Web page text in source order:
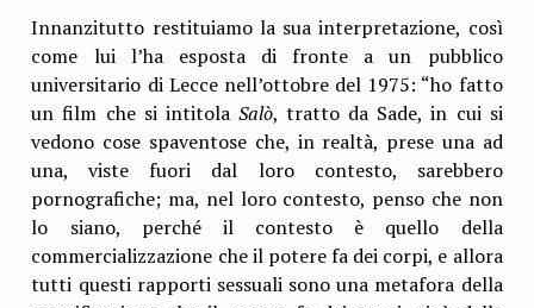
Innanzitutto restituiamo la sua interpretazione, così
come lui l’ha esposta di fronte a un pubblico
universitario di Lecce nell’ottobre del 1975: “ho fatto
un film che si intitola Salò, tratto da Sade, in cui si
vedono cose spaventose che, in realtà, prese una ad
una, viste fuori dal loro contesto, sarebbero
pornografiche; ma, nel loro contesto, penso che non
lo siano, perché il contesto è quello della
commercializzazione che il potere fa dei corpi, e allora
tutti questi rapporti sessuali sono una metafora della